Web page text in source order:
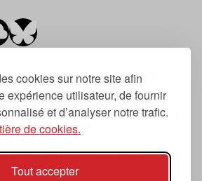
cookies sur notre site afin
expérience utilisateur, de fournir
et d’analyser notre trafic.
de cookies.
Tout accepter
indépendant sur la
tendances, dont la
date de 2007.
« prochain », « suivant
à la thématique du
des nouvelles tendances
viennent de la musique